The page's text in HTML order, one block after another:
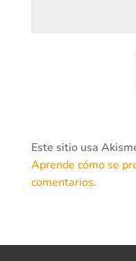
Este sitio usa
Aprende cómo se
comentarios.